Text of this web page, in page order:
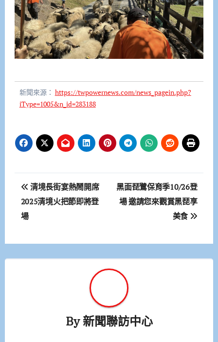
新聞來源： https://twpowernews.com/news_pagein.php?
iType=1005&n_id=283188
文
章
導
覽
清境長街宴熱鬧開席
2025清境火把節即將登
場
黑面琵鷺保育季10/26登
場 邀請您來觀賞黑琵享
美食
By新聞聯訪中心